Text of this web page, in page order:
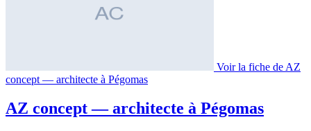
Voir la fiche de AZ
concept — architecte à Pégomas
AZ concept — architecte à Pégomas